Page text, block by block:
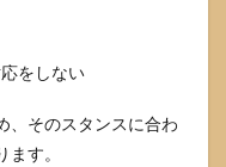
をしない
、そのスタンスに合わ
す。